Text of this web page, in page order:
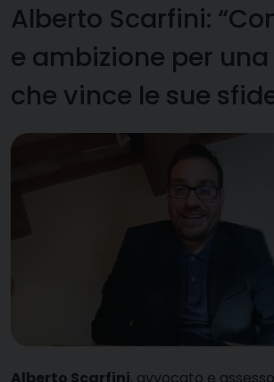
Alberto Scarfini:
e ambizione per
che vince le sue